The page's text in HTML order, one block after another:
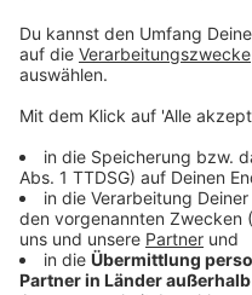
Zummaybrit illner spezial